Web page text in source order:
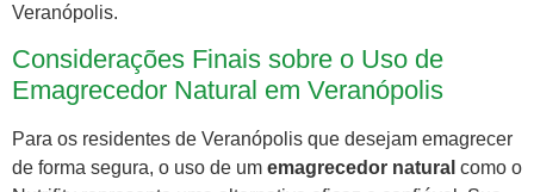
Veranópolis.
Considerações Finais sobre o Uso de
Emagrecedor Natural em Veranópolis
Para os residentes de Veranópolis que desejam emagrecer
de forma segura, o uso de um emagrecedor natural como o